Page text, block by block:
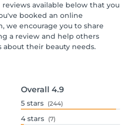
available below that you
booked an online
we encourage you to share
a review and help others
their beauty needs.
Overall 4.9
5 stars (244)
4 stars (7)